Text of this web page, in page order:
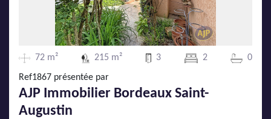
DEVENIR FRANCHISÉ
AJP Recrute
AJP Actualités
Service Qualité Clients
72 m² 215 m² 3 2 0
Ref1867 présentée par
AJP Immobilier Bordeaux Saint-
Augustin